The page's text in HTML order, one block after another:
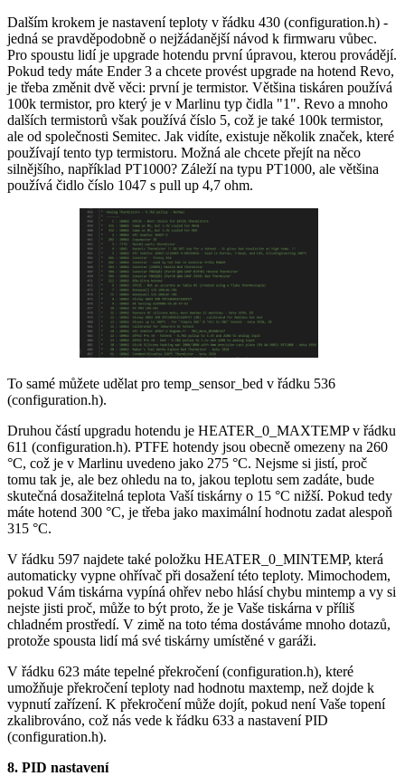
Dalším krokem je nastavení teploty v řádku 430 (configuration.h) -
jedná se pravděpodobně o nejžádanější návod k firmwaru vůbec.
Pro spoustu lidí je upgrade hotendu první úpravou, kterou provádějí.
Pokud tedy máte Ender 3 a chcete provést upgrade na hotend Revo,
je třeba změnit dvě věci: první je termistor. Většina tiskáren používá
100k termistor, pro který je v Marlinu typ čidla "1". Revo a mnoho
dalších termistorů však používá číslo 5, což je také 100k termistor,
ale od společnosti Semitec. Jak vidíte, existuje několik značek, které
používají tento typ termistoru. Možná ale chcete přejít na něco
silnějšího, například PT1000? Záleží na typu PT1000, ale většina
používá čidlo číslo 1047 s pull up 4,7 ohm.
To samé můžete udělat pro temp_sensor_bed v řádku 536
(configuration.h).
Druhou částí upgradu hotendu je HEATER_0_MAXTEMP v řádku
611 (configuration.h). PTFE hotendy jsou obecně omezeny na 260
°C, což je v Marlinu uvedeno jako 275 °C. Nejsme si jistí, proč
tomu tak je, ale bez ohledu na to, jakou teplotu sem zadáte, bude
skutečná dosažitelná teplota Vaší tiskárny o 15 °C nižší. Pokud tedy
máte hotend 300 °C, je třeba jako maximální hodnotu zadat alespoň
315 °C.
V řádku 597 najdete také položku HEATER_0_MINTEMP, která
automaticky vypne ohřívač při dosažení této teploty. Mimochodem,
pokud Vám tiskárna vypíná ohřev nebo hlásí chybu mintemp a vy si
nejste jisti proč, může to být proto, že je Vaše tiskárna v příliš
chladném prostředí. V zimě na toto téma dostáváme mnoho dotazů,
protože spousta lidí má své tiskárny umístěné v garáži.
V řádku 623 máte tepelné překročení (configuration.h), které
umožňuje překročení teploty nad hodnotu maxtemp, než dojde k
vypnutí zařízení. K překročení může dojít, pokud není Vaše topení
zkalibrováno, což nás vede k řádku 633 a nastavení PID
(configuration.h).
8. PID nastavení